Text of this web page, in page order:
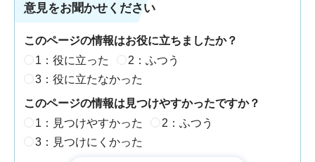
意見をお聞かせください
このページの情報はお役に立ちましたか？
1：役に立った
2：ふつう
3：役に立たなかった
このページの情報は見つけやすかったですか？
1：見つけやすかった
2：ふつう
3：見つけにくかった